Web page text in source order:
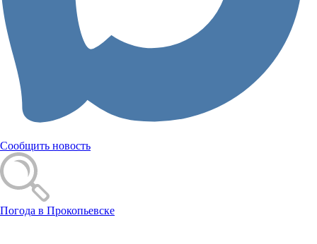
Сообщить новость
Погода в Прокопьевске